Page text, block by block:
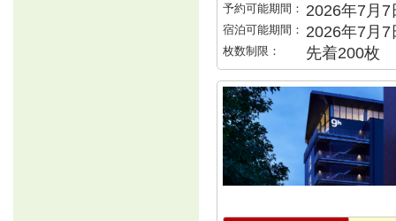
予約可能期間： 2026年7月
宿泊可能期間： 2026年7月
枚数制限： 先着200枚